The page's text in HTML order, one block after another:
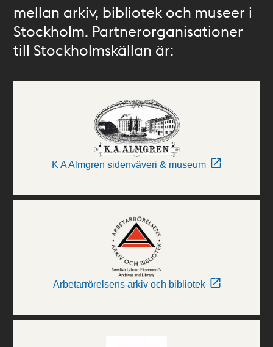
mellan arkiv, bibliotek och museer i
Stockholm. Partnerorganisationer
till Stockholmskällan är:
K A Almgren sidenväveri & museum
Arbetarrörelsens arkiv och bibliotek